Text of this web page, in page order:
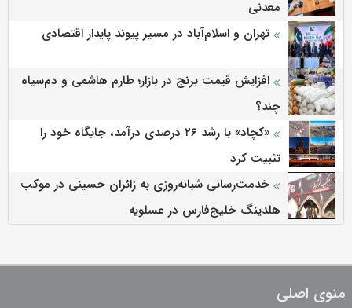
معدنی
تهران و اسلام‌آباد در مسیر پیوند پایدار اقتصادی
افزایش قیمت برنج در بازار؛ طارم هاشمی و دم‌سیاه
چند؟
«کچاد» با رشد ۲۶ درصدی درآمد، جایگاه خود را
تثبیت کرد
خدمت‌رسانی شبانه‌روزی به زائران حسینی در موکب
هلدینگ خلیج‌فارس در عسلویه
منوی اصلی